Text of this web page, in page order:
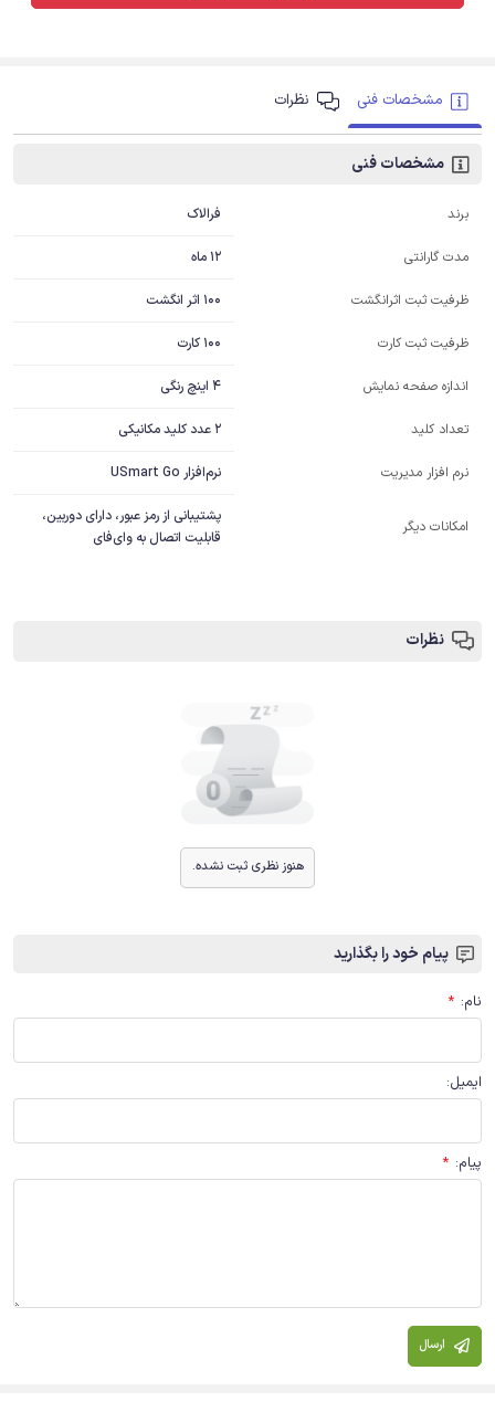
مشخصات فنی نظرات
مشخصات فنی
برند فرالاک
مدت گارانتی 12 ماه
ظرفیت ثبت اثرانگشت 100 اثر انگشت
ظرفیت ثبت کارت 100 کارت
اندازه صفحه نمایش 4 اینچ رنگی
تعداد کلید 2 عدد کلید مکانیکی
نرم افزار مدیریت نرم‌افزار USmart Go
امکانات دیگر
قابلیت اتصال به وای‌فای
نظرات
هنوز نظری ثبت نشده.
پیام خود را بگذارید
نام:
*
ایمیل:
پیام:
*
ارسال